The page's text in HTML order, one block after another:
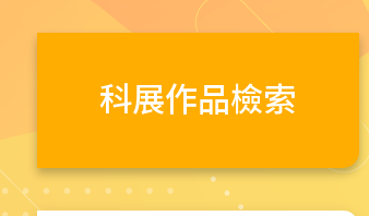
科展作品檢索